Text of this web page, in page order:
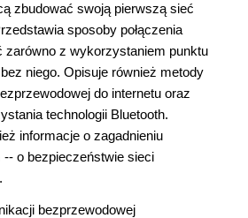
zbudować swoją pierwszą sieć
sposoby połączenia
zarówno z wykorzystaniem punktu
niego. Opisuje również metody
do internetu oraz
technologii Bluetooth.
informacje o zagadnieniu
o bezpieczeństwie sieci
bezprzewodowej